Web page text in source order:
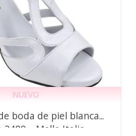
NUEVO
boda de piel blanca
2489 – Mella Italia